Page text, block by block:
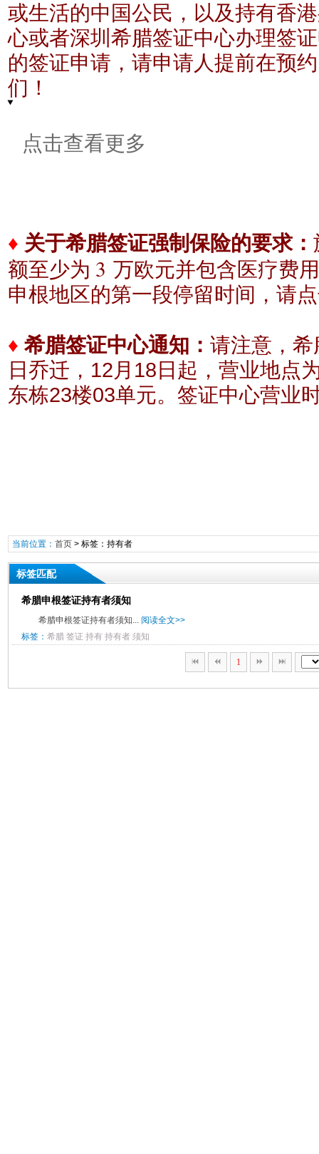
或生活的中国公民，以及持有香
心或者深圳希腊签证中心办理签
的签证申请，请申请人提前在预
们！
点击查看更多
♦ 关于希腊签证强制保险的要求：
额至少为 3 万欧元并包含医疗费
申根地区的第一段停留时间，请
♦ 希腊签证中心通知： 请注意，
日乔迁，12月18日起，营业地点
东栋23楼03单元。 签证中心营业
当前位置： 首页> 标签：持有者
标签匹配
希腊申根签证持有者须知
希腊申根签证持有者须知... 阅读全文>>
标签： 希腊 签证 持有 持有者 须知
1